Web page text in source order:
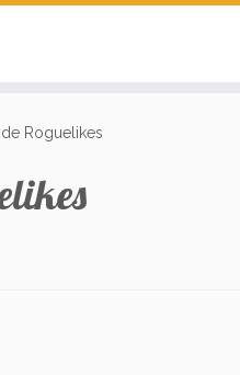
de Roguelikes